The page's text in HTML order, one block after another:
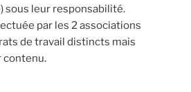
sous leur responsabilité.
par les 2 associations
de travail distincts mais
contenu.